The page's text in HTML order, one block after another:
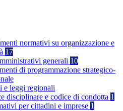
normativi su organizzazione e
17
generali 10
di programmazione strategico-
e leggi regionali
disciplinare e codice di condotta 1
per cittadini e imprese 1